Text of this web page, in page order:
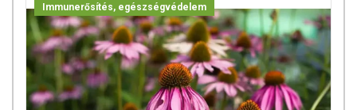
Immunerősítés, egészségvédelem